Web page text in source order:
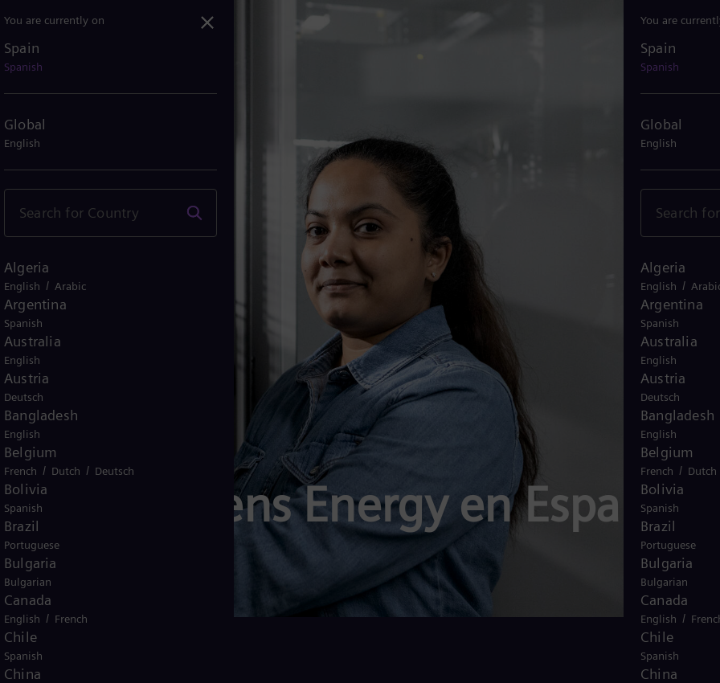
You are
Spain
Spanish
Global
English
Algeria
English /
Argentina
Spanish
Australia
English
Austria
Deutsch
Bangladesh
English
Belgium
French / Dutch
Bolivia
Spanish
Brazil
Portuguese
Bulgaria
Bulgarian
Canada
English /
Chile
Spanish
China
a Siemens Energy en España
You are currently on
Spain
Spanish
Global
English
Algeria
English / Arabic
Argentina
Spanish
Australia
English
Austria
Deutsch
Bangladesh
English
Belgium
French / Dutch / Deutsch
Bolivia
Spanish
Brazil
Portuguese
Bulgaria
Bulgarian
Canada
English / French
Chile
Spanish
China